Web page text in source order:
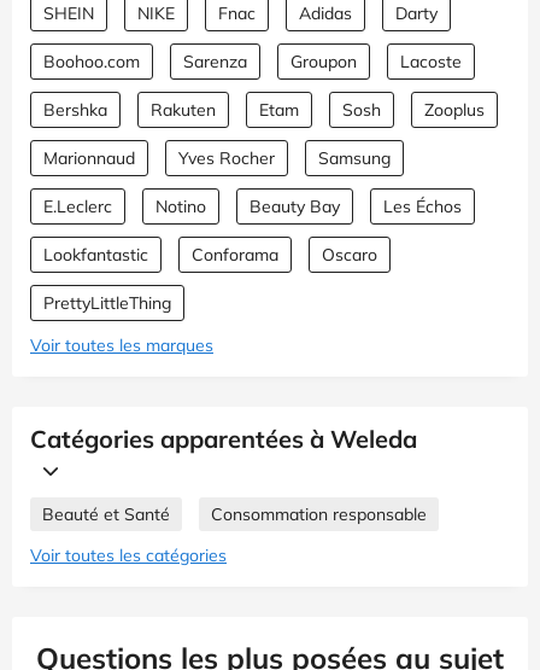
SHEIN NIKE Fnac Adidas Darty
Boohoo.com Sarenza Groupon Lacoste
Bershka Rakuten Etam Sosh Zooplus
Marionnaud Yves Rocher Samsung
E.Leclerc Notino Beauty Bay Les Échos
Lookfantastic Conforama Oscaro
PrettyLittleThing
Voir toutes les marques
Catégories apparentées à Weleda
Beauté et Santé
Consommation responsable
Voir toutes les catégories
Questions les plus posées au sujet